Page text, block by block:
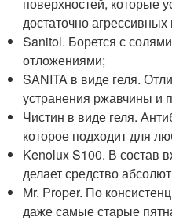
достаточно агрессивных
Sanitol. Борется с
отложениями;
SANITA в виде геля.
устранения ржавчины и
Чистин в виде геля.
которое подходит для
Kenolux S100. В состав
делает средство
Mr. Proper. По
даже самые старые